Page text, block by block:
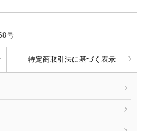
号
特定商取引法に基づく表示